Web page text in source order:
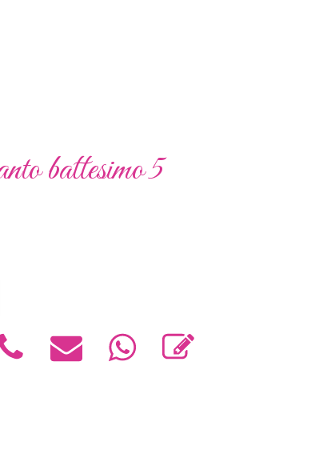
battesimo 5